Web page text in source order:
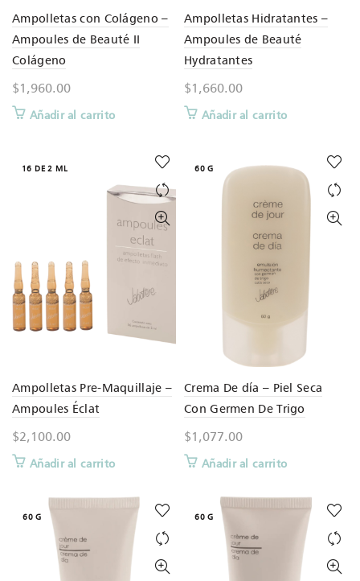
Ampolletas con Colágeno –
Ampoules de Beauté II
Colágeno
$1,960.00
Añadir al carrito
Ampolletas Hidratantes –
Ampoules de Beauté
Hydratantes
$1,660.00
Añadir al carrito
16 DE 2 ML
Ampolletas Pre-Maquillaje –
Ampoules Éclat
$2,100.00
Añadir al carrito
60 G
Crema De día – Piel Seca
Con Germen De Trigo
$1,077.00
Añadir al carrito
60 G 60 G